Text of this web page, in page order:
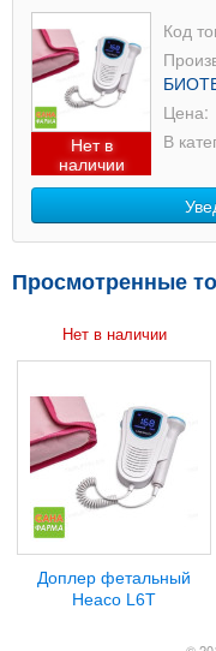
Нет в
наличии
Код
Цена:
В
Просмотренные
Нет в наличии
Доплер фетальный
Heaco L6T